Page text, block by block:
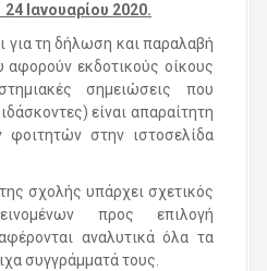
Ιανουαρίου 2020.
τη δήλωση και παραλαβή
εκδοτικούς οίκους
σημειώσεις που
είναι απαραίτητη
στην ιστοσελίδα
σχολής υπάρχει σχετικός
προς επιλογή
αναλυτικά όλα τα
συγγράμματά τους.